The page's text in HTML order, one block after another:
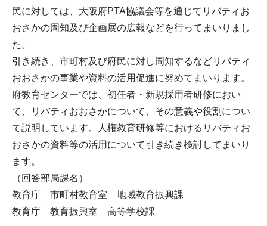
民に対しては、大阪府PTA協議会等を通じてリバティお
おさかの周知及び企画展の広報などを行ってまいりまし
た。
引き続き、市町村及び府民に対し周知するなどリバティ
おおさかの事業や資料の活用促進に努めてまいります。
府教育センターでは、初任者・新規採用者研修におい
て、リバティおおさかについて、その意義や役割につい
て説明しています。人権教育研修等におけるリバティお
おさかの資料等の活用について引き続き検討してまいり
ます。
（回答部局課名）
教育庁 市町村教育室 地域教育振興課
教育庁 教育振興室 高等学校課